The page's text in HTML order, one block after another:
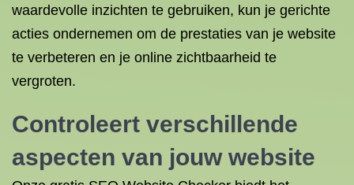
waardevolle inzichten te gebruiken, kun je gerichte
acties ondernemen om de prestaties van je website
te verbeteren en je online zichtbaarheid te
vergroten.
Controleert verschillende
aspecten van jouw website